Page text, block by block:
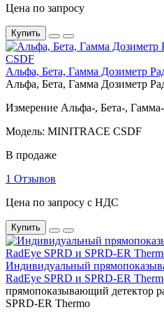
Цена по запросу
Купить
Альфа, Бета, Гамма Дозиметр
Альфа, Бета, Гамма Дозиметр
Измерение Альфа-, Бета-,
Модель: MINITRACE CSDF
В продаже
1 Отзывов
Цена по запросу с НДС
Купить
Индивидуальный
RadEye SPRD и SPRD-ER
прямопоказывающий детектор
SPRD-ER Thermo